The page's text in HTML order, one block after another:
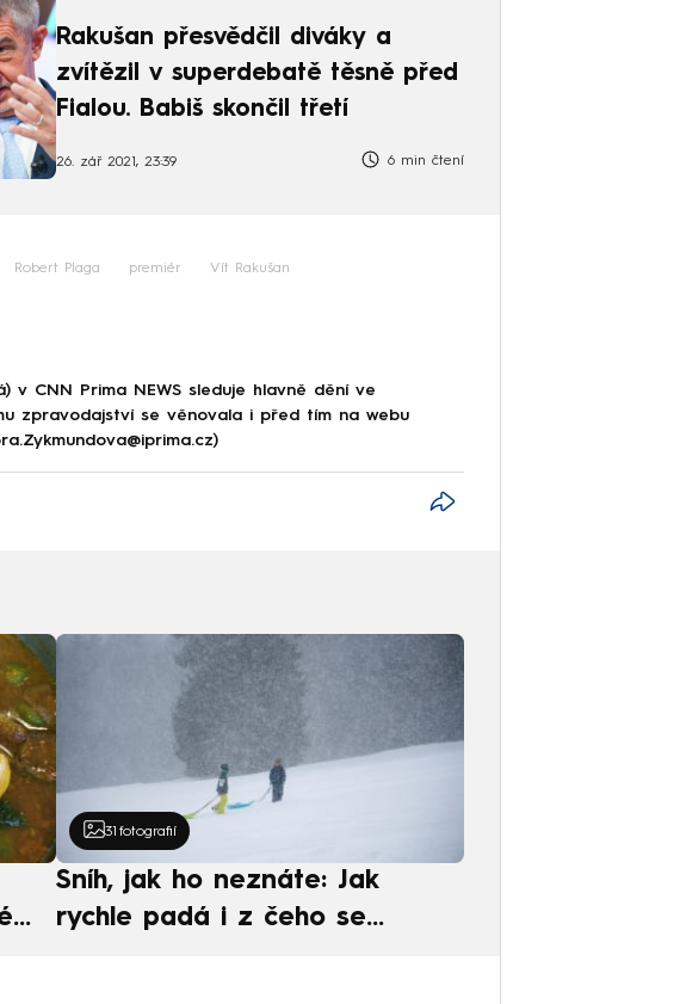
Rakušan přesvědčil diváky a
zvítězil v superdebatě těsně před
Fialou. Babiš skončil třetí
26. zář 2021, 23:39 6 min čtení
Robert Plaga premiér Vít Rakušan
v CNN Prima NEWS sleduje hlavně dění ve
zpravodajství se věnovala i před tím na webu
31 fotografií
Sníh, jak ho neznáte: Jak
rychle padá i z čeho se